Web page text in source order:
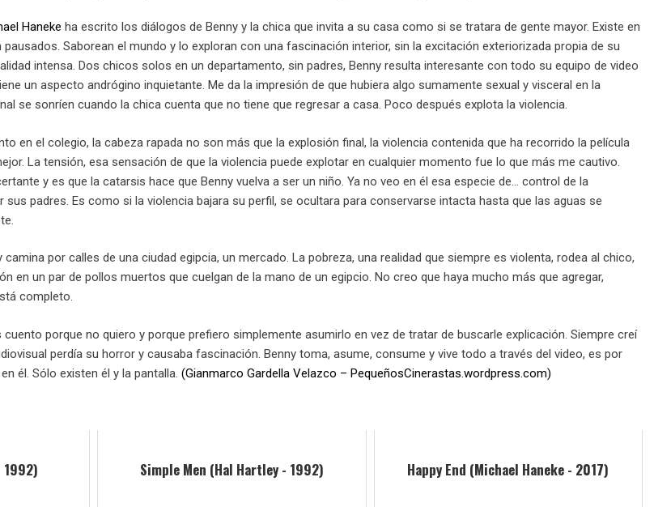
Haneke ha escrito los diálogos de Benny y la chica que invita a su casa como si se tratara de gente mayor. Existe en
Saborean el mundo y lo exploran con una fascinación interior, sin la excitación exteriorizada propia de su
intensa. Dos chicos solos en un departamento, sin padres, Benny resulta interesante con todo su equipo de video
un aspecto andrógino inquietante. Me da la impresión de que hubiera algo sumamente sexual y visceral en la
se sonríen cuando la chica cuenta que no tiene que regresar a casa. Poco después explota la violencia.
en el colegio, la cabeza rapada no son más que la explosión final, la violencia contenida que ha recorrido la película
La tensión, esa sensación de que la violencia puede explotar en cualquier momento fue lo que más me cautivo.
y es que la catarsis hace que Benny vuelva a ser un niño. Ya no veo en él esa especie de… control de la
sus padres. Es como si la violencia bajara su perfil, se ocultara para conservarse intacta hasta que las aguas se
camina por calles de una ciudad egipcia, un mercado. La pobreza, una realidad que siempre es violenta, rodea al chico,
en un par de pollos muertos que cuelgan de la mano de un egipcio. No creo que haya mucho más que agregar,
completo.
cuento porque no quiero y porque prefiero simplemente asumirlo en vez de tratar de buscarle explicación. Siempre creí
perdía su horror y causaba fascinación. Benny toma, asume, consume y vive todo a través del video, es por
él. Sólo existen él y la pantalla. (Gianmarco Gardella Velazco – PequeñosCinerastas.wordpress.com)
1992) Simple Men (Hal Hartley - 1992) Happy End (Michael Haneke - 2017)